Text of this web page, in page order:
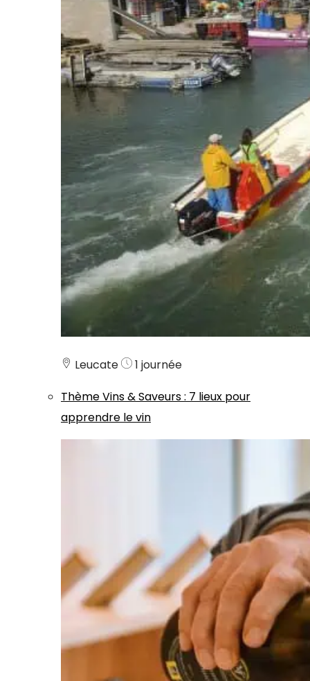
Leucate
1 journée
ThèmeVins & Saveurs: 7 lieux pour
apprendre le vin